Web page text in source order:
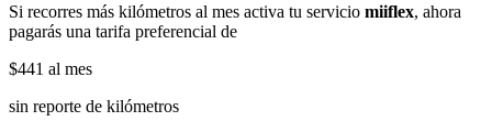
Si recorres más kilómetros al mes activa tu servicio miiflex, ahora
pagarás una tarifa preferencial de
$441 al mes
sin reporte de kilómetros